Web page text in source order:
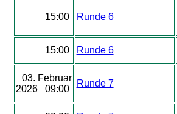
15:00 Runde 6
15:00 Runde 6
03. Februar
2026 09:00
Runde 7